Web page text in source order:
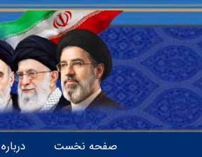
صفحه نخست